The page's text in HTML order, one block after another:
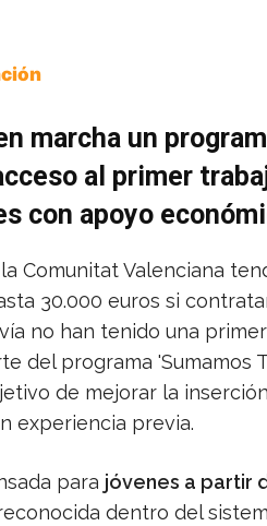
marcha un
al primer
con apoyo
Comunitat Valenciana
30.000 euros si
no han tenido una
del programa 'Sumamos
de mejorar la
experiencia previa.
para jóvenes a partir
dentro del